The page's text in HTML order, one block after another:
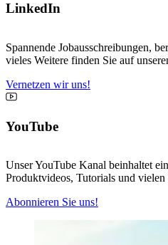
LinkedIn
Spannende Jobausschreibungen,
vieles Weitere finden Sie auf
Vernetzen wir uns!
YouTube
Unser YouTube Kanal beinhaltet
Produktvideos, Tutorials und
Abonnieren Sie uns!